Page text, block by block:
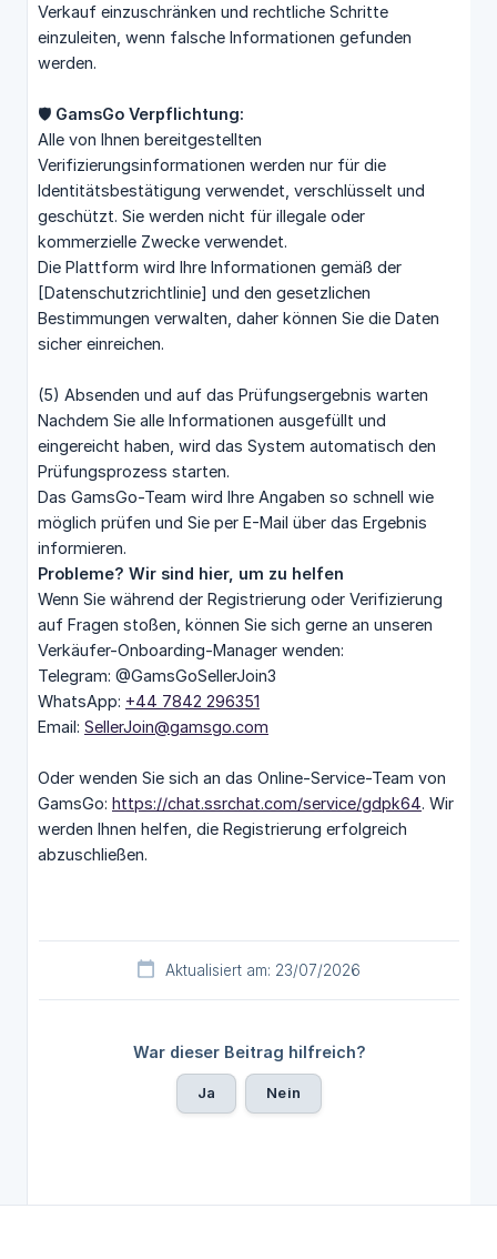
Verkauf einzuschränken und rechtliche Schritte
einzuleiten, wenn falsche Informationen gefunden
werden.
🛡️ GamsGo Verpflichtung:
Alle von Ihnen bereitgestellten
Verifizierungsinformationen werden nur für die
Identitätsbestätigung verwendet, verschlüsselt und
geschützt. Sie werden nicht für illegale oder
kommerzielle Zwecke verwendet.
Die Plattform wird Ihre Informationen gemäß der
[Datenschutzrichtlinie] und den gesetzlichen
Bestimmungen verwalten, daher können Sie die Daten
sicher einreichen.
(5) Absenden und auf das Prüfungsergebnis warten
Nachdem Sie alle Informationen ausgefüllt und
eingereicht haben, wird das System automatisch den
Prüfungsprozess starten.
Das GamsGo-Team wird Ihre Angaben so schnell wie
möglich prüfen und Sie per E-Mail über das Ergebnis
informieren.
Probleme? Wir sind hier, um zu helfen
Wenn Sie während der Registrierung oder Verifizierung
auf Fragen stoßen, können Sie sich gerne an unseren
Verkäufer-Onboarding-Manager wenden:
Telegram: @GamsGoSellerJoin3
WhatsApp: +44 7842 296351
Email: SellerJoin@gamsgo.com
Oder wenden Sie sich an das Online-Service-Team von
GamsGo: https://chat.ssrchat.com/service/gdpk64. Wir
werden Ihnen helfen, die Registrierung erfolgreich
abzuschließen.
Aktualisiert am: 23/07/2026
War dieser Beitrag hilfreich?
Ja Nein